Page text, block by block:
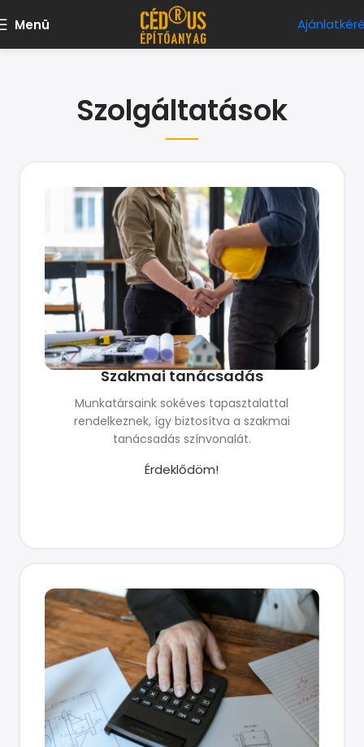
Menü
Szolgáltatások
Szakmai tanácsadás
Munkatársaink sokéves tapasztalattal
rendelkeznek, így biztosítva a szakmai
tanácsadás színvonalát.
Érdeklődöm!